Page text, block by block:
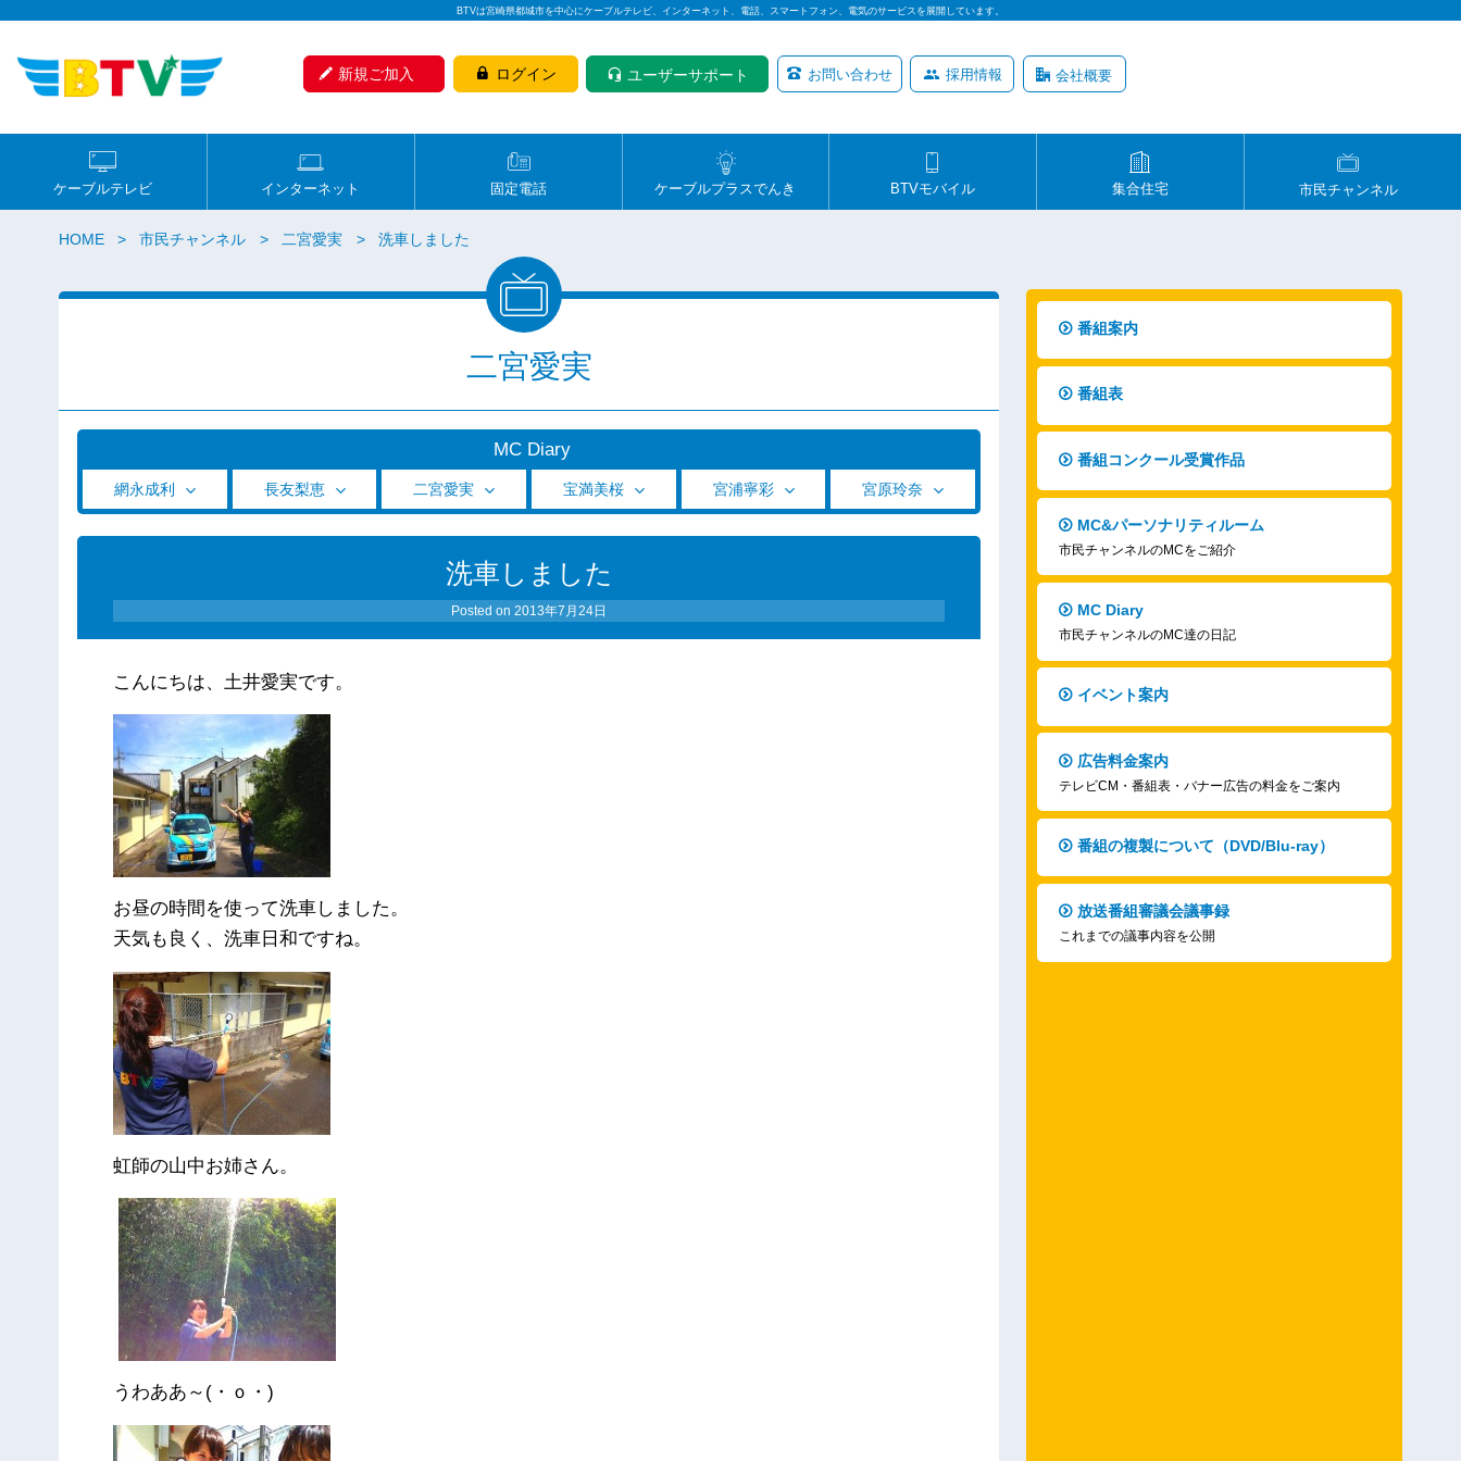
BTVは宮崎県都城市を中心にケーブルテレビ、インターネット、電話、スマートフォン、電気のサービスを展開しています。
新規ご加入 ログイン ユーザーサポート お問い合わせ 採用情報 会社概要
ケーブルテレビ インターネット 固定電話 ケーブルプラスでんき BTVモバイル 集合住宅 市民チャンネル
HOME 市民チャンネル 二宮愛実 洗車しました
二宮愛実
MC Diary
網永成利 長友梨恵 二宮愛実 宝満美桜 宮浦寧彩 宮原玲奈
洗車しました
Posted on2013年7月24日
こんにちは、土井愛実です。
お昼の時間を使って洗車しました。
天気も良く、洗車日和ですね。
虹師の山中お姉さん。
うわああ～(・ｏ・)
番組案内
番組表
番組コンクール受賞作品
MC&パーソナリティルーム
市民チャンネルのMCをご紹介
MC Diary
市民チャンネルのMC達の日記
イベント案内
広告料金案内
テレビCM・番組表・バナー広告の料金をご案内
番組の複製について（DVD/Blu-ray）
放送番組審議会議事録
これまでの議事内容を公開